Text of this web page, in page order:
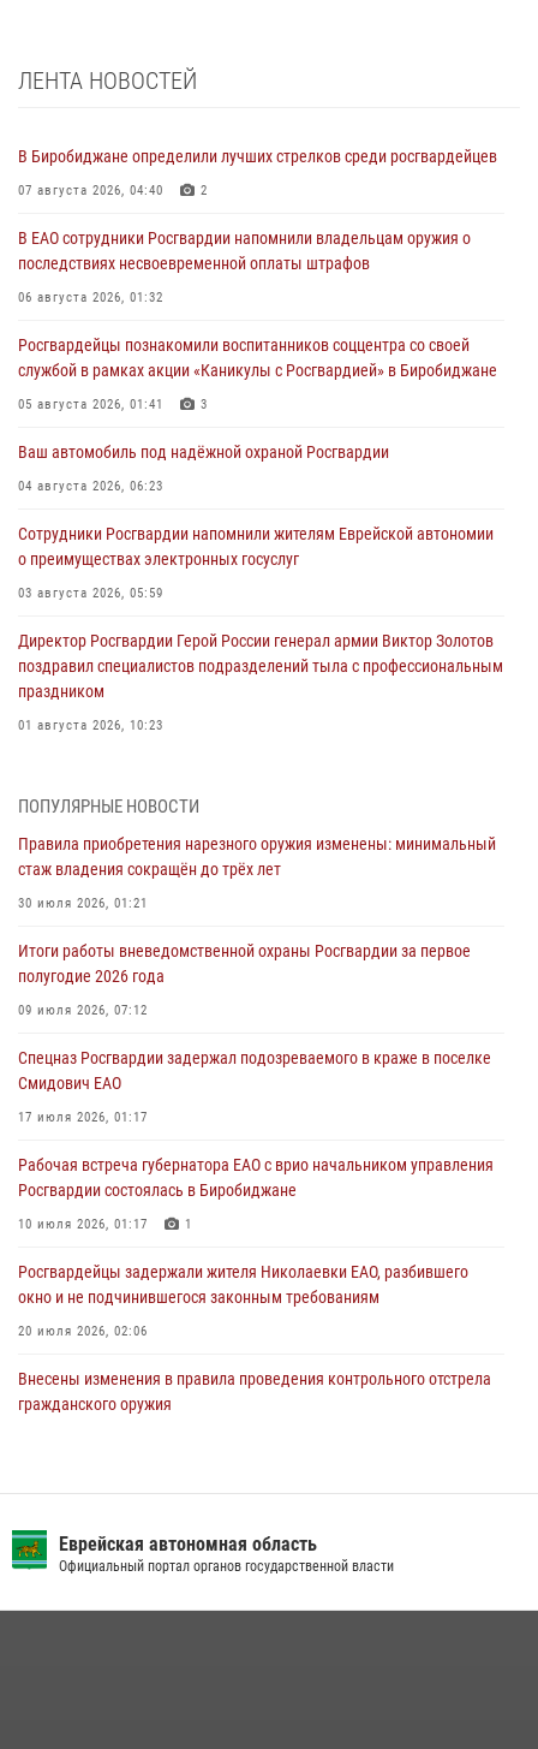
ЛЕНТА НОВОСТЕЙ
В Биробиджане определили лучших стрелков среди росгвардейцев
07 августа 2026, 04:40 2
В ЕАО сотрудники Росгвардии напомнили владельцам оружия о
последствиях несвоевременной оплаты штрафов
06 августа 2026, 01:32
Росгвардейцы познакомили воспитанников соццентра со своей
службой в рамках акции «Каникулы с Росгвардией» в Биробиджане
05 августа 2026, 01:41 3
Ваш автомобиль под надёжной охраной Росгвардии
04 августа 2026, 06:23
Сотрудники Росгвардии напомнили жителям Еврейской автономии
о преимуществах электронных госуслуг
03 августа 2026, 05:59
Директор Росгвардии Герой России генерал армии Виктор Золотов
поздравил специалистов подразделений тыла с профессиональным
праздником
01 августа 2026, 10:23
Российской Федерации
В Росгвардии вспоминают российских воинов, погибших в Первой
мировой войне 1914-1918 годов
Внесены изменения в правила проведения контрольного отстрела
гражданского оружия
Правила приобретения нарезного оружия изменены: минимальный
стаж владения сокращён до трёх лет
ПОПУЛЯРНЫЕ НОВОСТИ
Правила приобретения нарезного оружия изменены: минимальный
стаж владения сокращён до трёх лет
30 июля 2026, 01:21
Итоги работы вневедомственной охраны Росгвардии за первое
полугодие 2026 года
09 июля 2026, 07:12
Спецназ Росгвардии задержал подозреваемого в краже в поселке
Смидович ЕАО
17 июля 2026, 01:17
Рабочая встреча губернатора ЕАО с врио начальником управления
Росгвардии состоялась в Биробиджане
10 июля 2026, 01:17 1
Росгвардейцы задержали жителя Николаевки ЕАО, разбившего
окно и не подчинившегося законным требованиям
20 июля 2026, 02:06
Внесены изменения в правила проведения контрольного отстрела
гражданского оружия
23 июля 2026, 00:16 2
Еврейская автономная область
Официальный портал органов государственной власти